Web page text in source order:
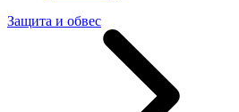
Защита и обвес